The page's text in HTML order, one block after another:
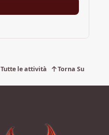
Tutte le attività Torna Su